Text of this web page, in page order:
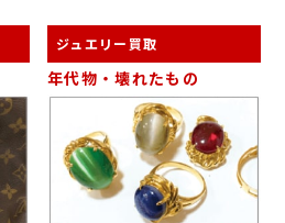
ジュエリー買取
年代物・壊れたもの